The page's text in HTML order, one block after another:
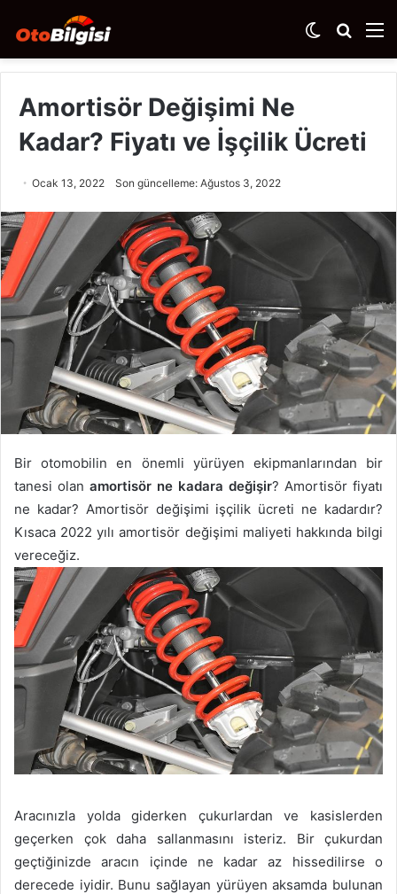
Arama
yap
Dış
görünümü
Amortisör Değişimi Ne
Kadar? Fiyatı ve İşçilik Ücreti
Ocak 13, 2022 Son güncelleme: Ağustos 3, 2022
Bir otomobilin en önemli yürüyen ekipmanlarından bir
tanesi olan amortisör ne kadara değişir? Amortisör fiyatı
ne kadar? Amortisör değişimi işçilik ücreti ne kadardır?
Kısaca 2022 yılı amortisör değişimi maliyeti hakkında bilgi
vereceğiz.
Aracınızla yolda giderken çukurlardan ve kasislerden
geçerken çok daha sallanmasını isteriz. Bir çukurdan
geçtiğinizde aracın içinde ne kadar az hissedilirse o
derecede iyidir. Bunu sağlayan yürüyen aksamda bulunan